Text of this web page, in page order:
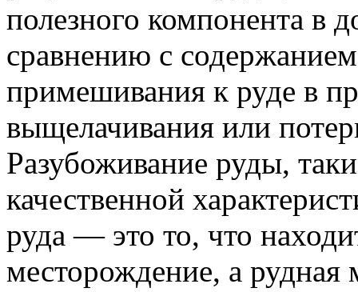
полезного компонента в
сравнению с
примешивания к руде в
выщелачивания или
Разубоживание руды,
качественной
руда — это то, что
месторождение, а рудная